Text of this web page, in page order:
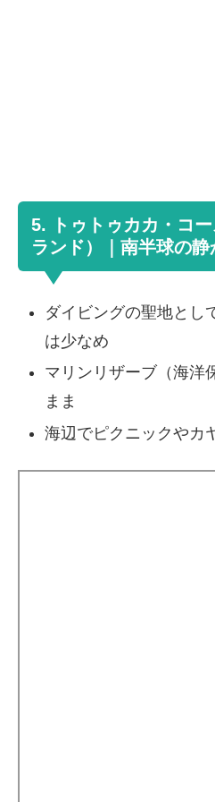
5. トゥトゥカカ・コ
ランド）｜南半球の静
ダイビングの聖地とし
は少なめ
マリンリザーブ（海洋
まま
海辺でピクニックやカ